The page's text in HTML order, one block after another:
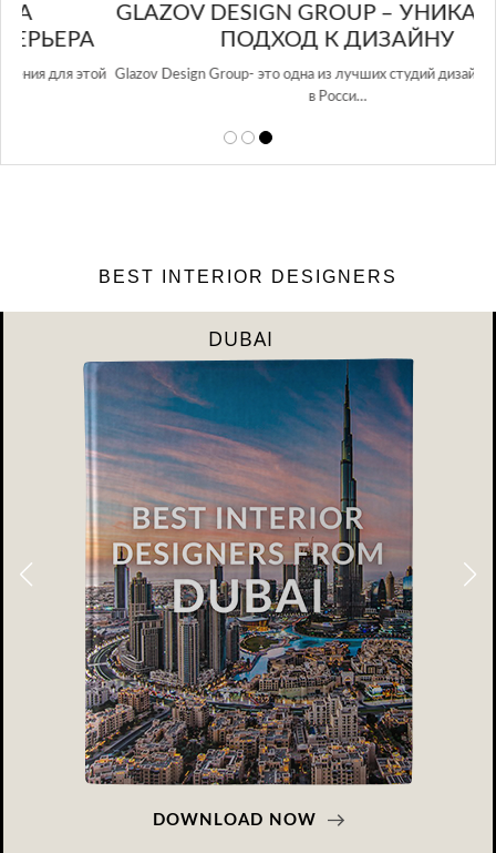
GLAZOV DESIGN GROUP – УНИКАЛЬНЫЙ
ПОДХОД К ДИЗАЙНУ
Glazov Design Group- это одна из лучших студий дизайна интерьера
BEST INTERIOR DESIGNERS
DUBAI
DOWNLOAD NOW